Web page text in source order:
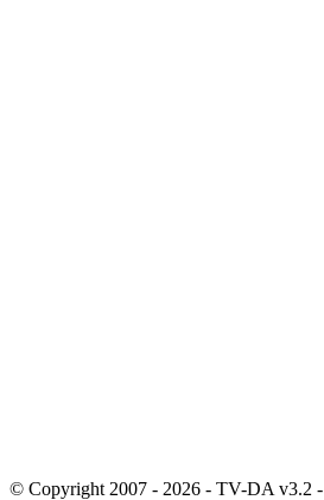
© Copyright 2007 - 2026 - TV-DA v3.2 -